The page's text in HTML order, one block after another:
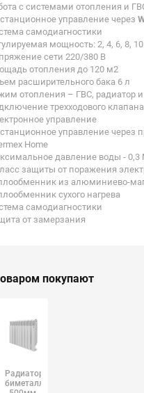
с системами отопления и
управление через
самодиагностики
мощность: 2, 4, 6, 8,
сети 220/380 В
отопления до 120 м2
расширительного бака 6 л
отопления – ГВС, радиатор
трехходового клапана
управление
управление через
Home
давление воды -
защиты от поражения
из алюминиево-
сухого нагрева
самодиагностики
от замерзания
покупают
Радиатор
биметалл